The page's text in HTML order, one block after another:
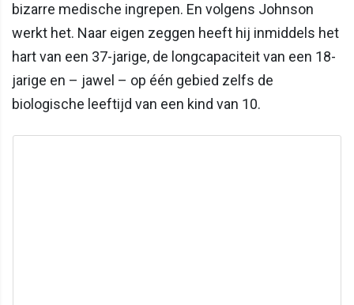
bizarre medische ingrepen. En volgens Johnson
werkt het. Naar eigen zeggen heeft hij inmiddels het
hart van een 37-jarige, de longcapaciteit van een 18-
jarige en – jawel – op één gebied zelfs de
biologische leeftijd van een kind van 10.